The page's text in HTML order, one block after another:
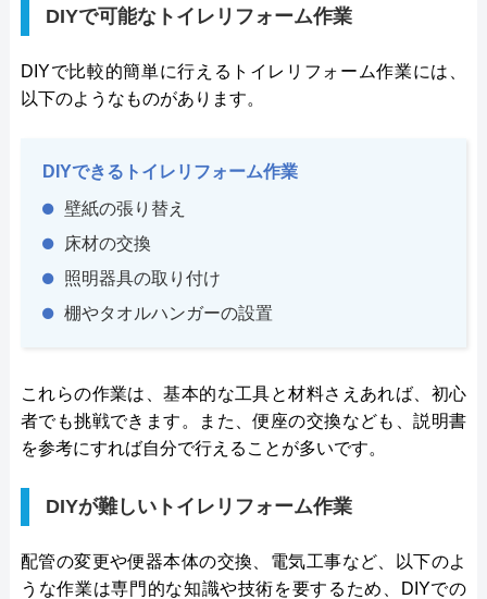
DIYで可能なトイレリフォーム作業
DIYで比較的簡単に行えるトイレリフォーム作業には、
以下のようなものがあります。
DIYできるトイレリフォーム作業
壁紙の張り替え
床材の交換
照明器具の取り付け
棚やタオルハンガーの設置
これらの作業は、基本的な工具と材料さえあれば、初心
者でも挑戦できます。また、便座の交換なども、説明書
を参考にすれば自分で行えることが多いです。
DIYが難しいトイレリフォーム作業
配管の変更や便器本体の交換、電気工事など、以下のよ
うな作業は専門的な知識や技術を要するため、DIYでの